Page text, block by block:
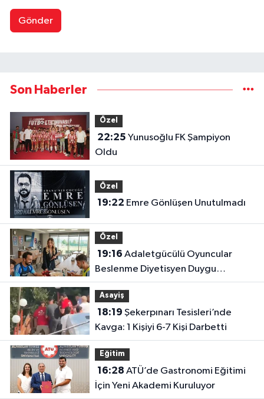
Gönder
Son Haberler
Özel
22:25
Oldu
Özel
19:22 Emre Gönlüşen Unutulmadı
Özel
19:16
Beslenme Diyetisyen Duygu
Özbay’ın Kontrolünde
Asayiş
18:19
Kavga: 1 Kişiyi 6-7 Kişi Darbetti
Eğitim
16:28
İçin Yeni Akademi Kuruluyor